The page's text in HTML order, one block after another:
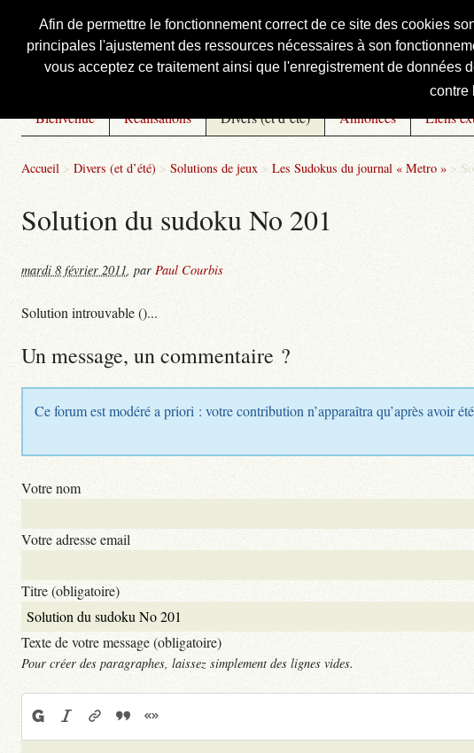
Afin de permettre le fonctionnement correct de ce site des cookies
principales l'ajustement des ressources nécessaires à son
vous acceptez ce traitement ainsi que l'enregistrement de données
contre
Courbis, « LE » Blog Officiel
Bienvenue Réalisations Divers (et d’été) Annonces Liens
Accueil > Divers (et d’été) > Solutions de jeux > Les Sudokus du journal « Metro » >
Solution du sudoku No 201
mardi 8 février 2011, par Paul Courbis
Solution introuvable ()...
Un message, un commentaire ?
Ce forum est modéré a priori : votre contribution n’apparaîtra qu’après avoir
Votre nom
Votre adresse email
Titre (obligatoire)
Texte de votre message (obligatoire)
Pour créer des paragraphes, laissez simplement des lignes vides.